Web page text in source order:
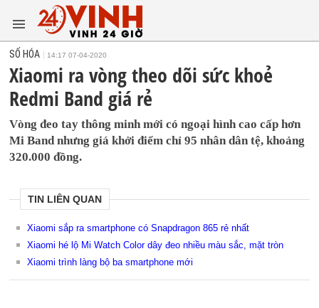
SỐ HÓA 14:17 07-04-2020
Xiaomi ra vòng theo dõi sức khoẻ
Redmi Band giá rẻ
Vòng đeo tay thông minh mới có ngoại hình cao cấp hơn
Mi Band nhưng giá khởi điểm chỉ 95 nhân dân tệ, khoảng
320.000 đồng.
TIN LIÊN QUAN
Xiaomi sắp ra smartphone có Snapdragon 865 rẻ nhất
Xiaomi hé lộ Mi Watch Color dây đeo nhiều màu sắc, mặt tròn
Xiaomi trình làng bộ ba smartphone mới